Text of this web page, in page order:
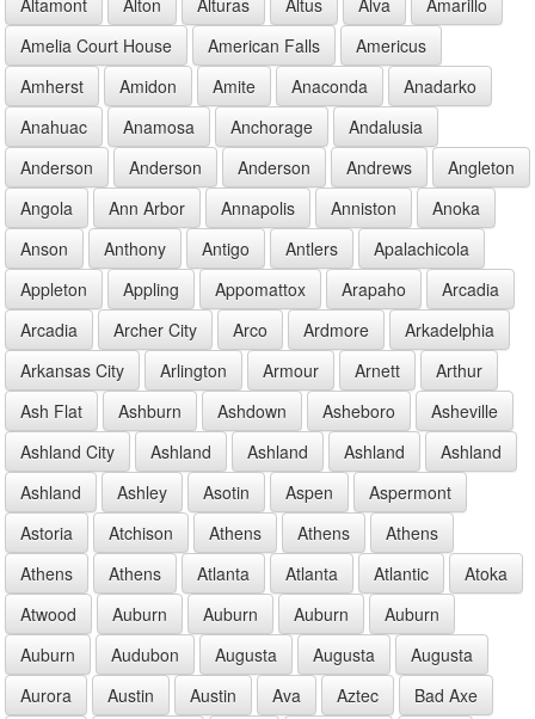
Amelia Court House
American Falls
Americus
Amherst
Amidon Amite Anaconda
Anadarko
Anahuac
Anamosa Anchorage
Andalusia
Anderson
Anderson Anderson Andrews
Angleton
Angola
Ann Arbor Annapolis Anniston
Anoka
Anson
Anthony Antigo Antlers
Apalachicola
Appleton
Appling Appomattox Arapaho
Arcadia
Arcadia
Archer City Arco Ardmore
Arkadelphia
Arkansas City
Arlington Armour Arnett
Arthur
Ash Flat
Ashburn Ashdown Asheboro
Asheville
Ashland City
Ashland Ashland Ashland
Ashland
Ashland
Ashley Asotin Aspen
Aspermont
Astoria
Atchison Athens Athens
Athens
Athens
Athens Atlanta Atlanta Atlantic
Atoka
Atwood
Auburn Auburn Auburn
Auburn
Auburn
Audubon Augusta Augusta
Augusta
Aurora
Austin Austin Ava Aztec
Bad Axe